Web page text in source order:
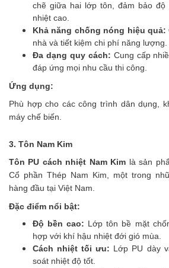
chẽ giữa hai lớp tôn, đảm bảo độ
nhiệt cao.
Khả năng chống nóng hiệu quả:
nhà và tiết kiệm chi phí năng lượng.
Đa dạng quy cách: Cung cấp
đáp ứng mọi nhu cầu thi công.
Ứng dụng:
Phù hợp cho các công trình dân dụng,
máy chế biến.
3. Tôn Nam Kim
Tôn PU cách nhiệt Nam Kim là sản
Cổ phần Thép Nam Kim, một trong
hàng đầu tại Việt Nam.
Đặc điểm nổi bật:
Độ bền cao: Lớp tôn bề mặt
hợp với khí hậu nhiệt đới gió mùa.
Cách nhiệt tối ưu: Lớp PU dày
soát nhiệt độ tốt.